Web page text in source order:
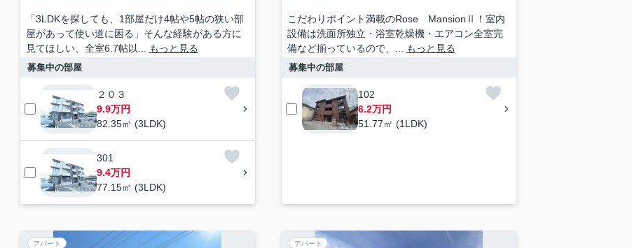
「3LDKを探しても、1部屋だけ4帖や5帖の狭い部
屋があって使い道に困る」そんな経験がある方に
見てほしい、全室6.7帖以...
もっと見る
募集中の部屋
２０３
9.9万円
82.35㎡ (3LDK)
301
9.4万円
77.15㎡ (3LDK)
こだわりポイント満載のRose MansionⅡ！室内
設備は洗面所独立・浴室乾燥機・エアコン全室完
備など揃っているので、...
もっと見る
募集中の部屋
102
6.2万円
51.77㎡ (1LDK)
アパート アパート